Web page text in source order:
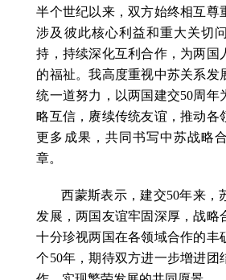
半个世纪以来，双方始终相互尊
涉及彼此核心利益和重大关切
持，持续深化互利合作，为两国
的福祉。我高度重视中苏关系发
统一道努力，以两国建交50周年
略互信，赓续传统友谊，推动各
更多成果，共同书写中苏战略
章。
西蒙斯表示，建交50年来，
发展，两国友谊牢固深厚，战略
十分珍视两国在各领域合作的丰
个50年，期待双方进一步增进团